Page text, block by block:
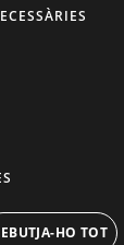
HO TOT